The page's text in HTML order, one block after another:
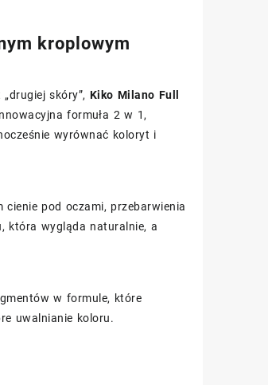
kroplowym
skóry”, Kiko Milano Full
formuła 2 w 1,
wyrównać koloryt i
pod oczami, przebarwienia
która wygląda naturalnie, a
w formule, które
uwalnianie koloru.